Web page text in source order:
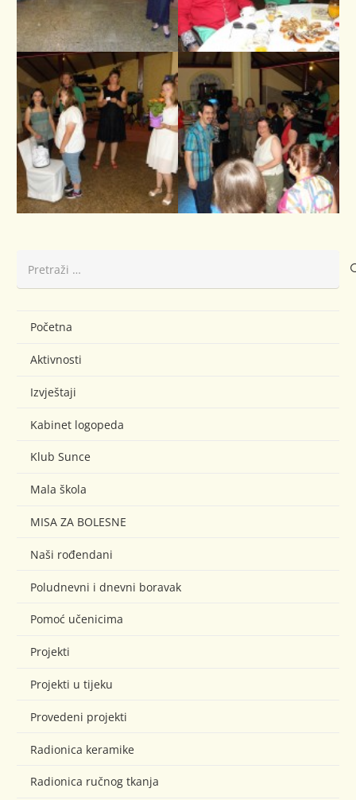
Početna
Aktivnosti
Izvještaji
Kabinet logopeda
Klub Sunce
Mala škola
MISA ZA BOLESNE
Naši rođendani
Poludnevni i dnevni boravak
Pomoć učenicima
Projekti
Projekti u tijeku
Provedeni projekti
Radionica keramike
Radionica ručnog tkanja